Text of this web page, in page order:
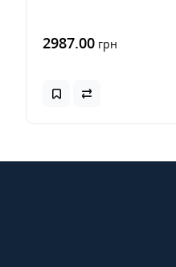
2987.00 грн